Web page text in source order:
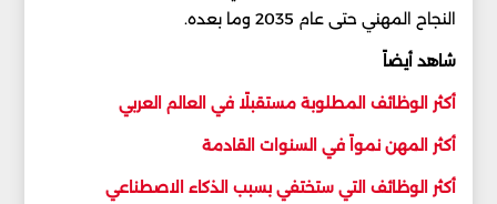
النجاح المهني حتى عام 2035 وما بعده.
شاهد أيضاً
أكثر الوظائف المطلوبة مستقبلًا في العالم العربي
أكثر المهن نمواً في السنوات القادمة
أكثر الوظائف التي ستختفي بسبب الذكاء الاصطناعي